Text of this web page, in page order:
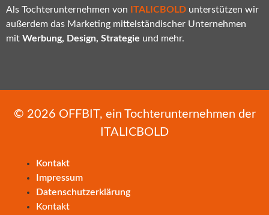
Als Tochterunternehmen von ITALICBOLD unterstützen wir
außerdem das Marketing mittelständischer Unternehmen
mit Werbung, Design, Strategie und mehr.
© 2026 OFFBIT, ein Tochterunternehmen der
ITALICBOLD
Kontakt
Impressum
Datenschutzerklärung
Kontakt